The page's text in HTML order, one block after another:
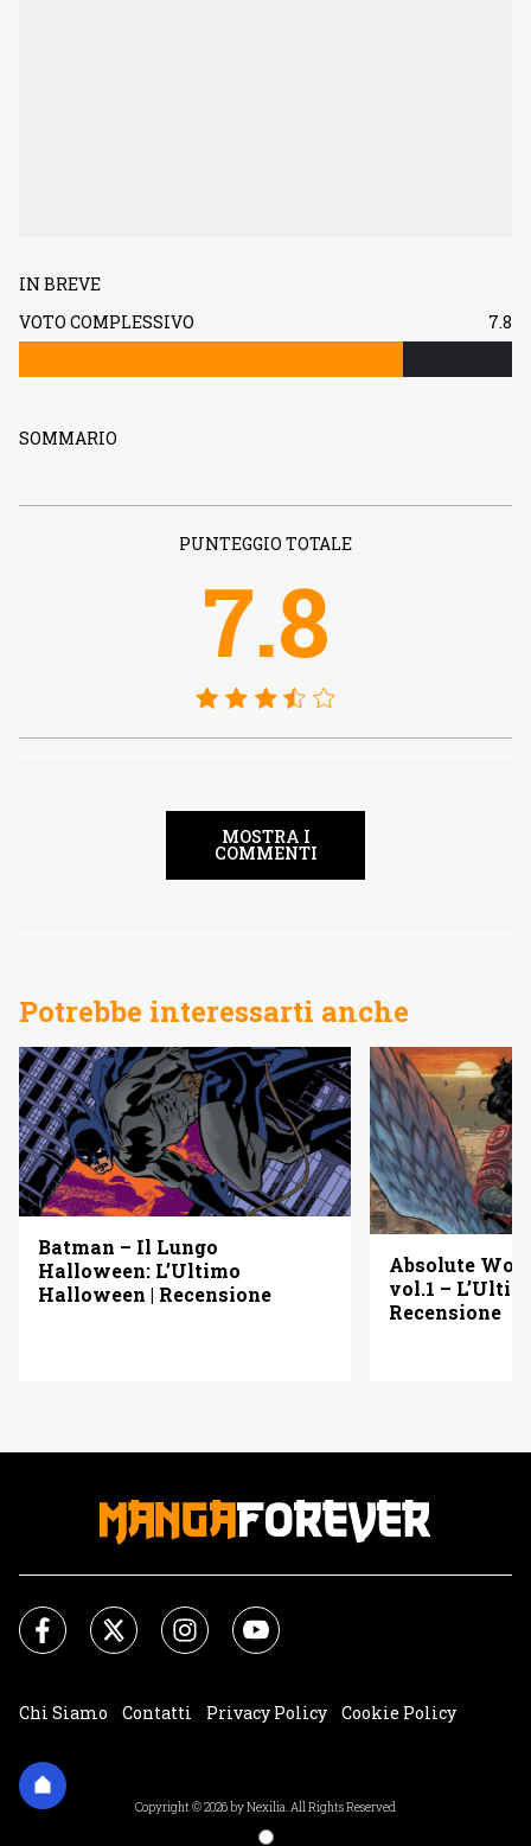
IN BREVE
VOTO COMPLESSIVO
7.8
SOMMARIO
PUNTEGGIO TOTALE
7.8
MOSTRA I
COMMENTI
Potrebbe interessarti anche
Batman – Il Lungo
Halloween: L’Ultimo
Halloween | Recensione
Absolute
vol.1 –
Recensione
Chi Siamo Contatti Privacy Policy
Cookie Policy
Copyright © 2026 by Nexilia. All Rights Reserved